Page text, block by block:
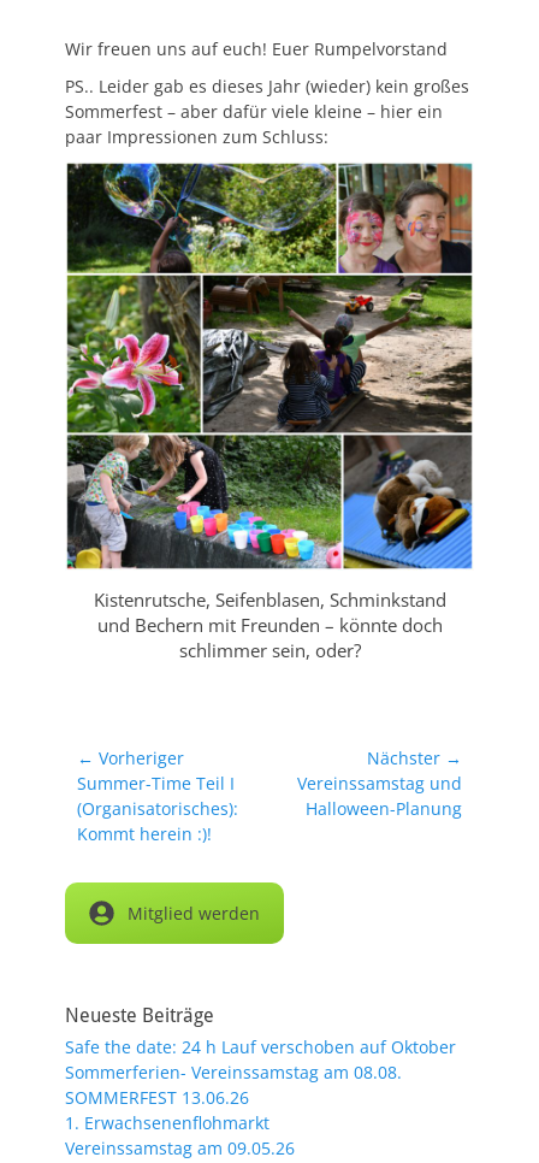
Wir freuen uns auf euch! Euer Rumpelvorstand
PS.. Leider gab es dieses Jahr (wieder) kein großes
Sommerfest – aber dafür viele kleine – hier ein
paar Impressionen zum Schluss:
Kistenrutsche, Seifenblasen, Schminkstand
und Bechern mit Freunden – könnte doch
schlimmer sein, oder?
Beitragsnavigation
← Vorheriger
Vorheriger
Beitrag:
Summer-Time Teil I
(Organisatorisches):
Kommt herein :)!
Nächster →
Nächster
Beitrag:
Vereinssamstag und
Halloween-Planung
Mitglied werden
Neueste Beiträge
Safe the date: 24 h Lauf verschoben auf Oktober
Sommerferien- Vereinssamstag am 08.08.
SOMMERFEST 13.06.26
1. Erwachsenenflohmarkt
Vereinssamstag am 09.05.26